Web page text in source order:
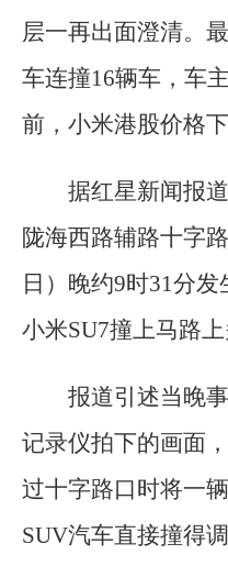
层一再出面澄清。
车连撞16辆车，车
前，小米港股价格下
据红星新闻报
陇海西路辅路十字
日）晚约9时31分
小米SU7撞上马路
报道引述当晚
记录仪拍下的画面
过十字路口时将一
SUV汽车直接撞得